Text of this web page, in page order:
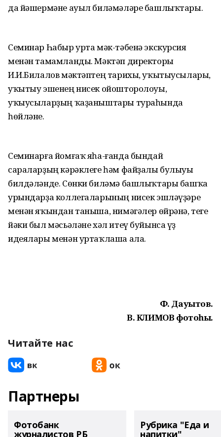
да йәшермәне ауыл биләмәләре башлыҡтары.
Семинар Һабыр урта мәк-тәбенә экскурсия
менән тамамланды. Мәктәп директоры
И.И.Билалов мәктәптең тарихы, уҡытыусылары,
уҡытыу эшенең нисек ойошторолоуы,
уҡыусыларҙың ҡаҙаныштары тураһында
һөйләне.
Семинарға йомғаҡ яһа-ғанда бындай
сараларҙың кәрәклеге һәм файҙалы булыуы
билдәләнде. Сөнки биләмә башлыҡтары башҡа
урындарҙа коллегаларының нисек эшләүҙәре
менән яҡындан таныша, нимәгәлер өйрәнә, теге
йәки был мәсьәләне хәл итеү буйынса үҙ
идеялары менән уртаҡлаша ала.
Ф. Дауытов.
В. КЛИМОВ фотоһы.
Читайте нас
Партнеры
Фотобанк
журналистов РБ
Рубрика "Еда и
напитки"